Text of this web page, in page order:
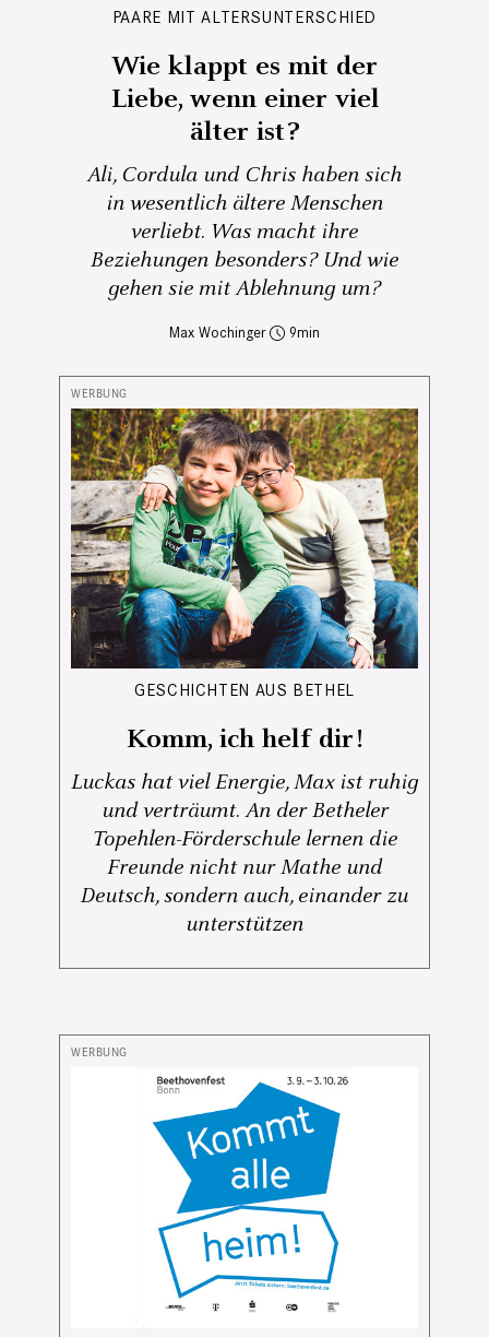
PAARE MIT ALTERSUNTERSCHIED
Wie klappt es mit der
Liebe, wenn einer viel
älter ist?
Ali, Cordula und Chris haben sich
in wesentlich ältere Menschen
verliebt. Was macht ihre
Beziehungen besonders? Und wie
gehen sie mit Ablehnung um?
Max Wochinger 9
GESCHICHTEN AUS BETHEL
Komm, ich helf dir!
Luckas hat viel Energie, Max ist ruhig
und verträumt. An der Betheler
Topehlen-Förderschule lernen die
Freunde nicht nur Mathe und
Deutsch, sondern auch, einander zu
unterstützen